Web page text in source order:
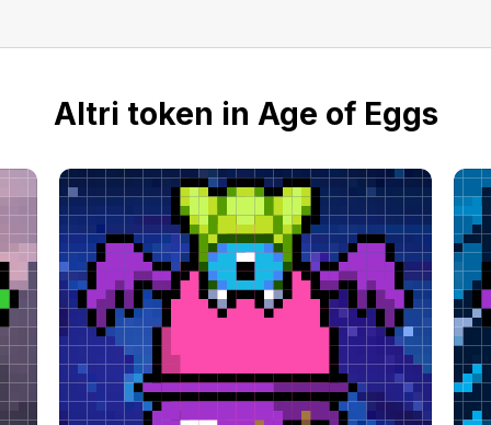
Altri token in Age of Eggs